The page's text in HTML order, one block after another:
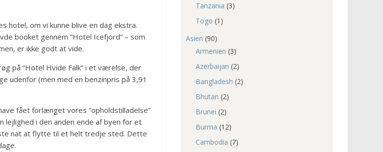
hotel, om vi kunne blive en dag ekstra.
booket gennem ”Hotel Icefjord” – som
er ikke godt at vide.
på ”Hotel Hvide Falk” i et værelse, der
udenfor (men med en benzinpris på 3,91
fået forlænget vores ”opholdstilladelse”
lejlighed i den anden ende af byen for et
nat at flytte til et helt tredje sted. Dette
Tanzania (3)
Togo (1)
Asien (90)
Armenien (3)
Azerbaijan (2)
Bangladesh (2)
Bhutan (2)
Brunei (2)
Burma (12)
Cambodia (7)